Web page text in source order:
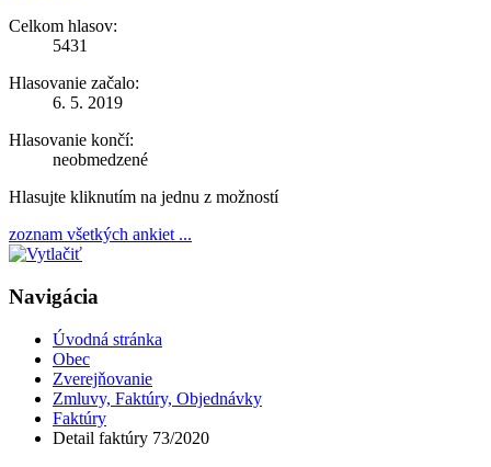
Celkom hlasov:
5431
Hlasovanie začalo:
6. 5. 2019
Hlasovanie končí:
neobmedzené
Hlasujte kliknutím na jednu z možností
zoznam všetkých ankiet ...
Navigácia
Úvodná stránka
Obec
Zverejňovanie
Zmluvy, Faktúry, Objednávky
Faktúry
Detail faktúry 73/2020